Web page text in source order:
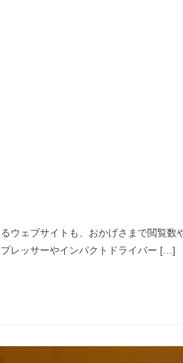
ウェブサイトも、おかげさまで閲覧数
レッサーやインパクトドライバー […]